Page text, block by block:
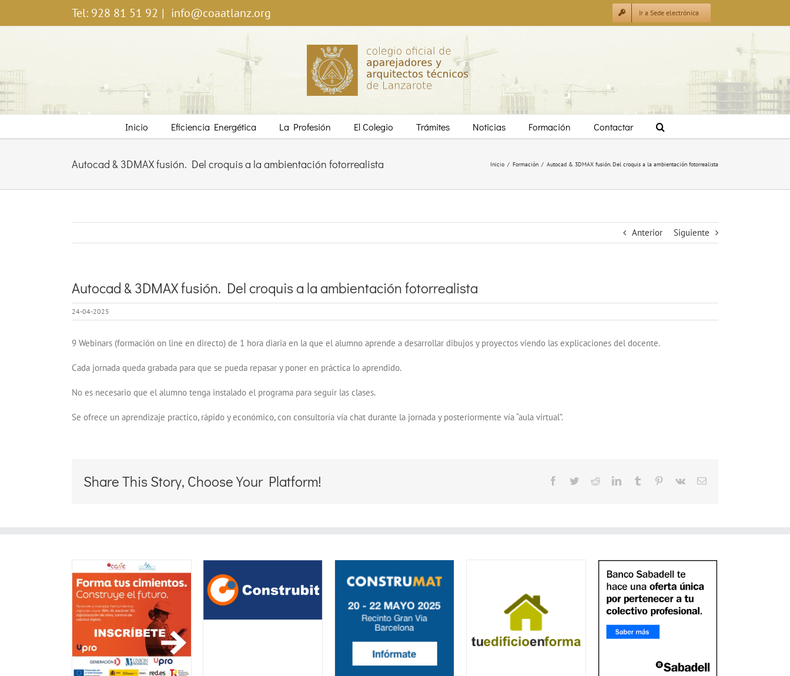
Tel: 928 81 51 92 | info@coaatlanz.org Ir a Sede electrónica
Inicio Eficiencia Energética La Profesión El Colegio Trámites Noticias Formación Contactar
Autocad & 3DMAX fusión. Del croquis a la ambientación fotorrealista Inicio / Formación / Autocad & 3DMAX fusión. Del croquis a la ambientación fotorrealista
Anterior Siguiente
Autocad & 3DMAX fusión. Del croquis a la ambientación fotorrealista
24-04-2025
9 Webinars (formación on line en directo) de 1 hora diaria en la que el alumno aprende a desarrollar dibujos y proyectos viendo las explicaciones del docente.
Cada jornada queda grabada para que se pueda repasar y poner en práctica lo aprendido.
No es necesario que el alumno tenga instalado el programa para seguir las clases.
Se ofrece un aprendizaje practico, rápido y económico, con consultoría vía chat durante la jornada y posteriormente vía “aula virtual”.
Share This Story, Choose Your Platform! Facebook
TwitterRedditLinkedInTumblr Pinterest
Vk
Correo